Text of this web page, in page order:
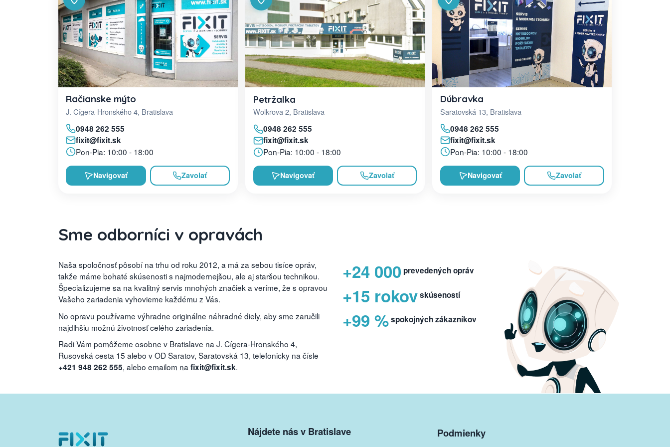
Račianske mýto
J. Cígera-Hronského 4, Bratislava
0948 262 555
fixit@fixit.sk
Pon-Pia: 10:00 - 18:00
Navigovať Zavolať
Petržalka
Wolkrova 2, Bratislava
0948 262 555
fixit@fixit.sk
Pon-Pia: 10:00 - 18:00
Navigovať Zavolať
Dúbravka
Saratovská 13, Bratislava
0948 262 555
fixit@fixit.sk
Pon-Pia: 10:00 - 18:00
Navigovať Zavolať
Sme odborníci v opravách
Naša spoločnosť pôsobí na trhu od roku 2012, a má za sebou tisíce opráv,
takže máme bohaté skúsenosti s najmodernejšou, ale aj staršou technikou.
Špecializujeme sa na kvalitný servis mnohých značiek a veríme, že s opravou
Vašeho zariadenia vyhovieme každému z Vás.
No opravu používame výhradne originálne náhradné diely, aby sme zaručili
najdlhšiu možnú životnosť celého zariadenia.
Radi Vám pomôžeme osobne v Bratislave na J. Cígera-Hronského 4,
Rusovská cesta 15 alebo v OD Saratov, Saratovská 13, telefonicky na čísle
+421 948 262 555, alebo emailom na fixit@fixit.sk.
+24 000 prevedených opráv
+15 rokovskúseností
+99 %spokojných zákazníkov
Nájdete nás v Bratislave
Podmienky